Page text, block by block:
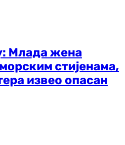
Млада жена
стијенама,
извео опасан